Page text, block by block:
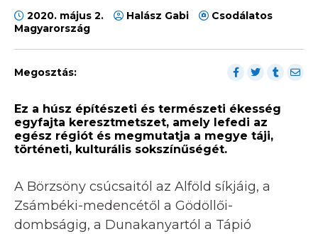
2020. május 2.
Halász Gabi
Csodálatos
Magyarország
Megosztás:
Ez a húsz építészeti és természeti ékesség
egyfajta keresztmetszet, amely lefedi az
egész régiót és megmutatja a megye táji,
történeti, kulturális sokszínűségét.
A Börzsöny csúcsaitól az Alföld síkjáig, a
Zsámbéki-medencétől a Gödöllői-
dombságig, a Dunakanyartól a Tápió